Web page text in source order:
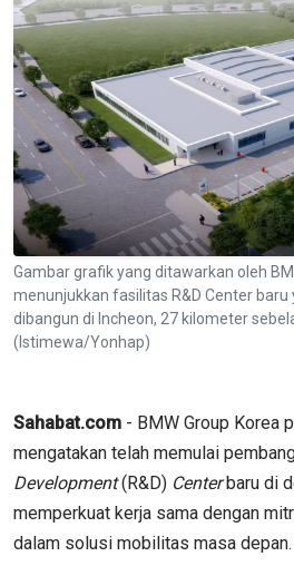
Gambar grafik yang ditawarkan oleh
menunjukkan fasilitas R&D Center baru
dibangun di Incheon, 27 kilometer
(Istimewa/Yonhap)
Sahabat.com - BMW Group Korea
mengatakan telah memulai
Development(R&D) Centerbaru di
memperkuat kerja sama dengan
dalam solusi mobilitas masa depan.